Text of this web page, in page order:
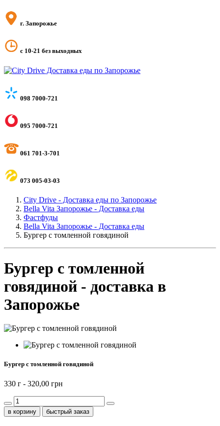
г. Запорожье
с 10-21 без выходных
098 7000-721
095 7000-721
061 701-3-701
073 005-03-03
City Drive - Доставка еды по Запорожье
Bella Vita Запорожье - Доставка еды
Фастфуды
Bella Vita Запорожье - Доставка еды
Бургер с томленной говядиной
Бургер с томленной
говядиной - доставка в
Запорожье
Бургер с томленной говядиной
330 г - 320,00 грн
быстрый заказ